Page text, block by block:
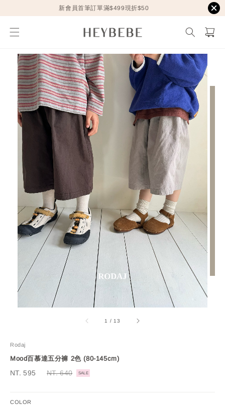
新會員首筆訂單滿$499現折$50
1 /13
Rodaj
Mood百慕達五分褲 2色 (80-145cm)
Sale
NT. 595
Regular
NT. 640 SALE
COLOR